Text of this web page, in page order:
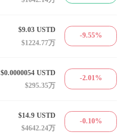
$9.03USTD
$1224.77万
-9.55%
$0.0000054USTD
$295.35万
-2.01%
$14.9USTD
$4642.24万
-0.10%